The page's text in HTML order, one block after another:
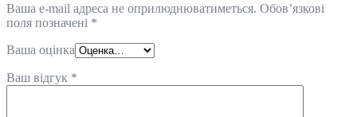
Ваша e-mail адреса не оприлюднюватиметься. Обов’язкові
поля позначені *
Ваша оцінка
Ваш відгук *